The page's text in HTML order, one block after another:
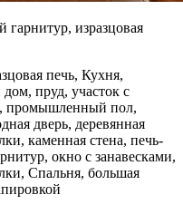
изразцовая
печь, Кухня,
пруд, участок с
промышленный пол,
дверь, деревянная
каменная стена, печь-
окно с занавесками,
Спальня, большая